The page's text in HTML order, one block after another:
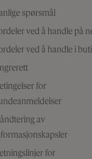
spørsmål
ved å handle på
ved å handle i
for
av
for